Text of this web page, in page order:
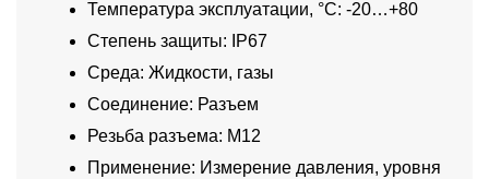
Температура эксплуатации, °C: -20…+80
Степень защиты: IP67
Среда: Жидкости, газы
Соединение: Разъем
Резьба разъема: M12
Применение: Измерение давления, уровня